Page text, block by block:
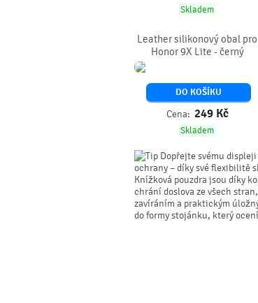
Skladem
Leather silikonový obal pro
Honor 9X Lite - černý
DO KOŠÍKU
Cena: 249 Kč
Skladem
Dopřejte svému
ochrany – díky své flexibilitě
Knížková pouzdra jsou díky
chrání doslova ze všech
zavíráním a praktickým
do formy stojánku, který